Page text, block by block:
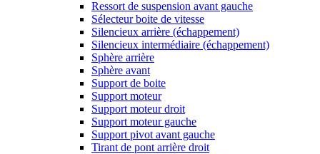
Ressort de suspension avant gauche
Sélecteur boite de vitesse
Silencieux arrière (échappement)
Silencieux intermédiaire (échappement)
Sphère arrière
Sphère avant
Support de boite
Support moteur
Support moteur droit
Support moteur gauche
Support pivot avant gauche
Tirant de pont arrière droit